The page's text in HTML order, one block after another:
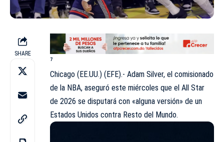
SHARE
⁷
Chicago (EE.UU.) (EFE).- Adam Silver, el comisionado
de la NBA, aseguró este miércoles que el All Star
de 2026 se disputará con «alguna versión» de un
Estados Unidos contra Resto del Mundo.